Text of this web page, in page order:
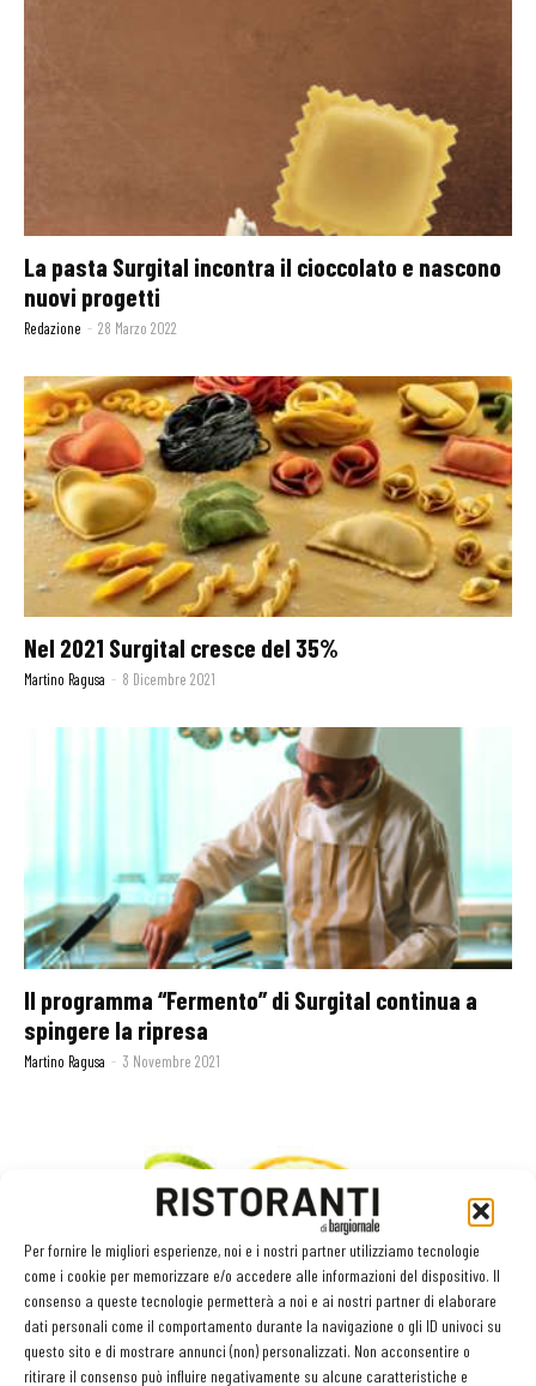
Per fornire le migliori esperienze, noi e i nostri partner utilizziamo tecnologie
come i cookie per memorizzare e/o accedere alle informazioni del dispositivo. Il
consenso a queste tecnologie permetterà a noi e ai nostri partner di elaborare
dati personali come il comportamento durante la navigazione o gli ID univoci su
questo sito e di mostrare annunci (non) personalizzati. Non acconsentire o
ritirare il consenso può influire negativamente su alcune caratteristiche e
La pasta Surgital incontra il cioccolato e nascono
nuovi progetti
Redazione - 28 Marzo 2022
Nel 2021 Surgital cresce del 35%
Martino Ragusa - 8 Dicembre 2021
Il programma “Fermento” di Surgital continua a
spingere la ripresa
Martino Ragusa - 3 Novembre 2021